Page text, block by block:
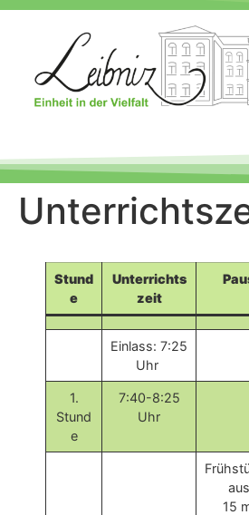
Stund
e
Unterrichts
zeit
Einlass: 7:25
Uhr
1.
Stund
e
7:40-8:25
Uhr
15